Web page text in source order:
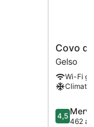
Covo
dei
Saraceni
Gelso
Covo
Gelso
Wi-Fi
4.5
sur
4,5
462